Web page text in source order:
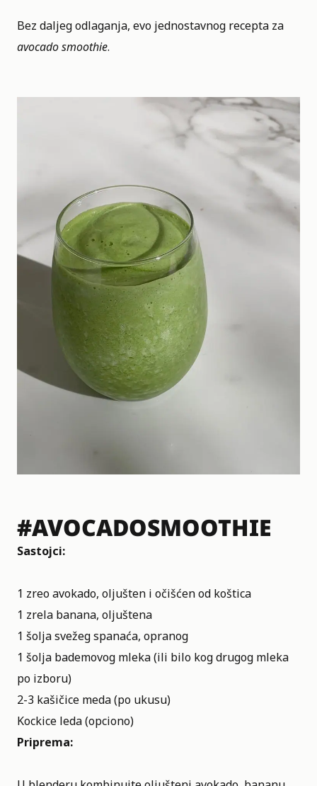
Bez daljeg odlaganja, evo jednostavnog recepta za
avocado smoothie.
#AVOCADOSMOOTHIE
Sastojci:
1 zreo avokado, oljušten i očišćen od koštica
1 zrela banana, oljuštena
1 šolja svežeg spanaća, opranog
1 šolja bademovog mleka (ili bilo kog drugog mleka
po izboru)
2-3 kašičice meda (po ukusu)
Kockice leda (opciono)
Priprema: